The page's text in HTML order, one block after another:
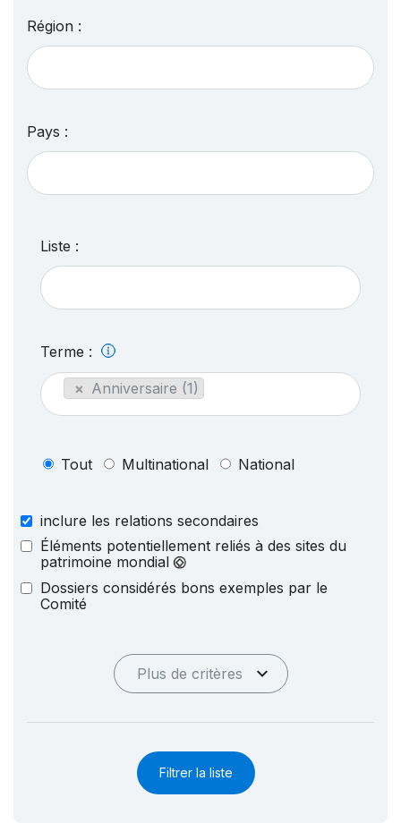
Région :
Pays :
Liste :
Terme :
× Anniversaire (1)
Tout Multinational National
inclure les relations secondaires
Éléments potentiellement reliés à des sites du
patrimoine mondial
Dossiers considérés bons exemples par le
Comité
Plus de critères
Filtrer la liste